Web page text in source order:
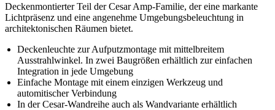
Deckenmontierter Teil der Cesar Amp-Familie, der eine markante
Lichtpräsenz und eine angenehme Umgebungsbeleuchtung in
architektonischen Räumen bietet.
Deckenleuchte zur Aufputzmontage mit mittelbreitem
Ausstrahlwinkel. In zwei Baugrößen erhältlich zur einfachen
Integration in jede Umgebung
Einfache Montage mit einem einzigen Werkzeug und
automitischer Verbindung
In der Cesar-Wandreihe auch als Wandvariante erhältlich